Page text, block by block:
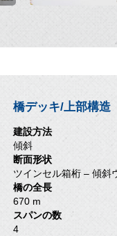
橋デッキ/上部構造
建設方法
傾斜
断面形状
ツインセル箱桁 – 傾斜
橋の全長
670 m
スパンの数
4